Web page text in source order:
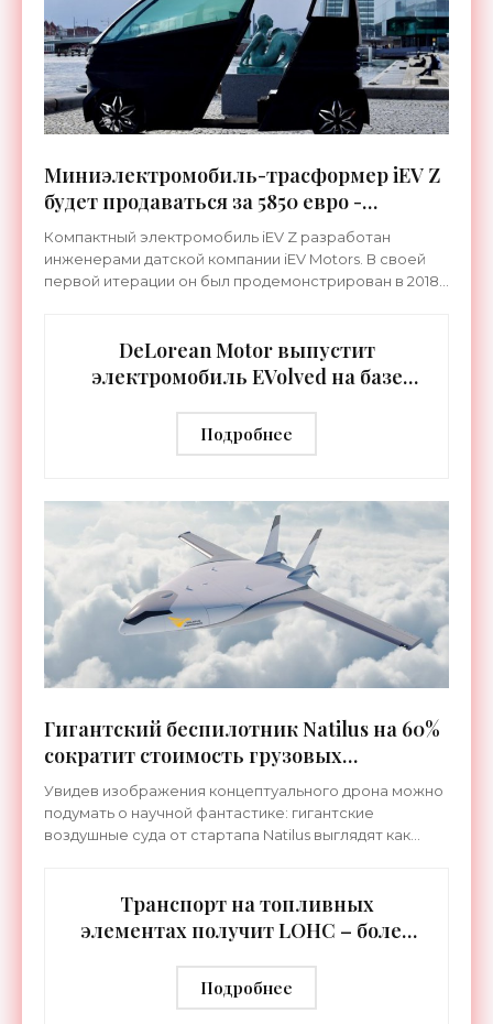
Миниэлектромобиль-трасформер iEV Z
будет продаваться за 5850 евро -
«Транспорт»
Компактный электромобиль iEV Z разработан
инженерами датской компании iEV Motors. В своей
первой итерации он был продемонстрирован в 2018
DeLorean Motor выпустит
электромобиль EVolved на базе
Подробнее
Гигантский беспилотник Natilus на 60%
сократит стоимость грузовых
авиаперевозок - «Транспорт»
Увидев изображения концептуального дрона можно
подумать о научной фантастике: гигантские
воздушные суда от стартапа Natilus выглядят как
Транспорт на топливных
элементах получит LOHC – более
водородную технологию -
«Технологии»
Подробнее